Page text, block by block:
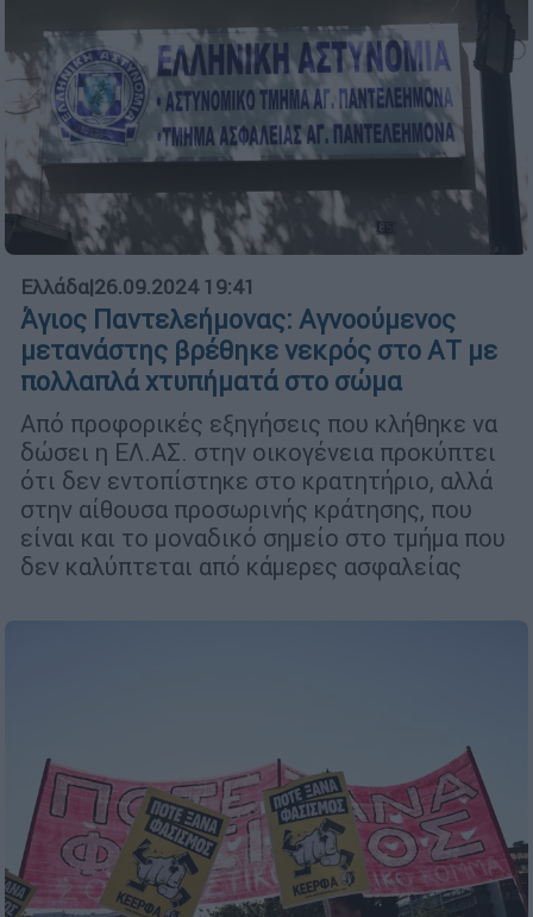
Ελλάδα|26.09.2024 19:41
Άγιος Παντελεήμονας: Αγνοούμενος
μετανάστης βρέθηκε νεκρός στο ΑΤ με
πολλαπλά χτυπήματά στο σώμα
Από προφορικές εξηγήσεις που κλήθηκε να
δώσει η ΕΛ.ΑΣ. στην οικογένεια προκύπτει
ότι δεν εντοπίστηκε στο κρατητήριο, αλλά
στην αίθουσα προσωρινής κράτησης, που
είναι και το μοναδικό σημείο στο τμήμα που
δεν καλύπτεται από κάμερες ασφαλείας